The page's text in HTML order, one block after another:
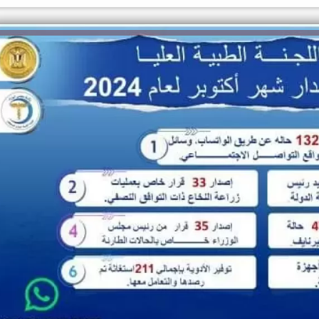
إلهام شرشر تكتب: دي مبقتش كورة..
الكاتبة إلهام شرشر تهنئ الرئيس
السيسي بعيد ميلاده وتُشيد بجهوده
في بناء الدولة